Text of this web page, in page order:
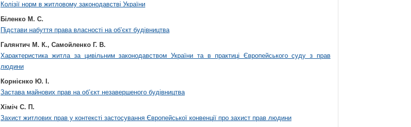
Колізії норм в житловому законодавстві України
Біленко М. С.
Підстави набуття права власності на об’єкт будівництва
Галянтич М. К., Самойленко Г. В.
Характеристика житла за цивільним законодавством України та в практиці Європейського суду з прав
людини
Корнієнко Ю. І.
Застава майнових прав на об’єкт незавершеного будівництва
Хіміч С. П.
Захист житлових прав у контексті застосування Європейської конвенції про захист прав людини